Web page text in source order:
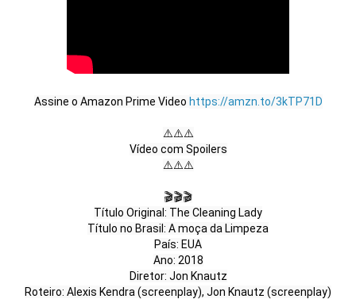
Assine o Amazon Prime Video https://amzn.to/3kTP71D
⚠️⚠️⚠️
Vídeo com Spoilers
⚠️⚠️⚠️
🎬🎬🎬
Título Original: The Cleaning Lady
Título no Brasil: A moça da Limpeza
País: EUA
Ano: 2018
Diretor: Jon Knautz
Roteiro: Alexis Kendra (screenplay), Jon Knautz (screenplay)